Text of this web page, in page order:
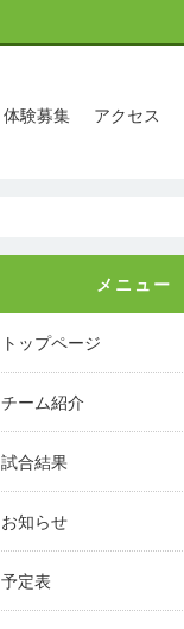
体験募集 アクセス
メニュー
トップページ
チーム紹介
試合結果
お知らせ
予定表